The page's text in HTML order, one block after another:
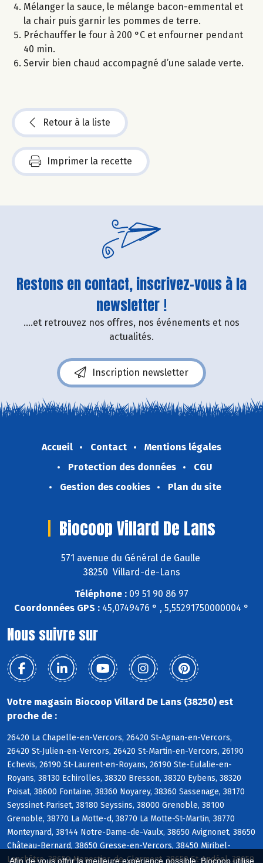
Afin de vous offrir la meilleure expérience possible, Biocoop utilise
Mélanger la sauce, le mélange bacon-emmental et
la chair puis garnir les pommes de terre.
Préchauffer le four à 200 °C et enfourner pendant
40 min.
Servir bien chaud accompagné d’une salade verte.
Retour à la liste
Imprimer la recette
Restons en contact, inscrivez-vous à la
newsletter !
....et retrouvez nos offres, nos événements et nos
actualités.
Inscription newsletter
Accueil Contact
Mentions légales
Protection des données
CGU
Gestion des cookies
Plan du site
Biocoop Villard De Lans
571 avenue du Général de Gaulle
38250 Villard-de-Lans
Téléphone : 09 51 90 86 97
Coordonnées GPS : 45,0749476 ° , 5,55291750000004 °
Nous suivre sur
Votre magasin Biocoop Villard De Lans (38250) est
proche de :
26420 La Chapelle-en-Vercors, 26420 St-Agnan-en-Vercors,
26420 St-Julien-en-Vercors, 26420 St-Martin-en-Vercors, 26190
Echevis, 26190 St-Laurent-en-Royans, 26190 Ste-Eulalie-en-
Royans, 38130 Echirolles, 38320 Bresson, 38320 Eybens, 38320
Poisat, 38600 Fontaine, 38360 Noyarey, 38360 Sassenage, 38170
Seyssinet-Pariset, 38180 Seyssins, 38000 Grenoble, 38100
Grenoble, 38770 La Motte-d, 38770 La Motte-St-Martin, 38770
Monteynard, 38144 Notre-Dame-de-Vaulx, 38650 Avignonet, 38650
Château-Bernard, 38650 Gresse-en-Vercors, 38450 Miribel-
Lanchâtre, 38650 Monestier-de-Clermont, 38650 St-Andéol, 38650